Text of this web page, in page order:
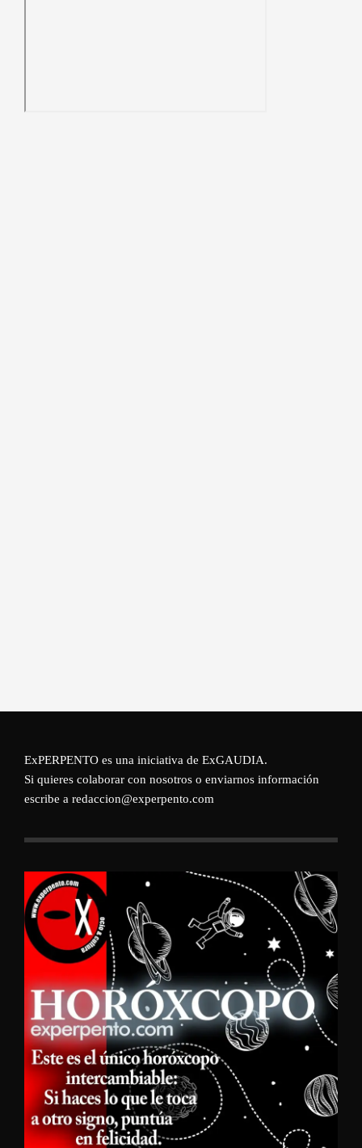
ExPERPENTO es una iniciativa de ExGAUDIA.
Si quieres colaborar con nosotros o enviarnos información
escribe a redaccion@experpento.com